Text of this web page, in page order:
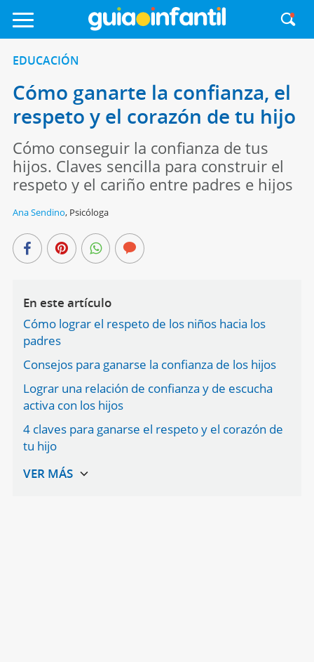
EDUCACIÓN
Cómo ganarte la confianza, el
respeto y el corazón de tu hijo
Cómo conseguir la confianza de tus
hijos. Claves sencilla para construir el
respeto y el cariño entre padres e hijos
Ana Sendino, Psicóloga
En este artículo
Cómo lograr el respeto de los niños hacia los
padres
Consejos para ganarse la confianza de los hijos
Lograr una relación de confianza y de escucha
activa con los hijos
4 claves para ganarse el respeto y el corazón de
tu hijo